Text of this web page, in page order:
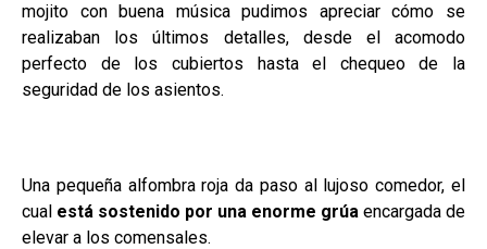
mojito con buena música pudimos apreciar cómo se
realizaban los últimos detalles, desde el acomodo
perfecto de los cubiertos hasta el chequeo de la
seguridad de los asientos.
Una pequeña alfombra roja da paso al lujoso comedor, el
cual está sostenido por una enorme grúa encargada de
elevar a los comensales.